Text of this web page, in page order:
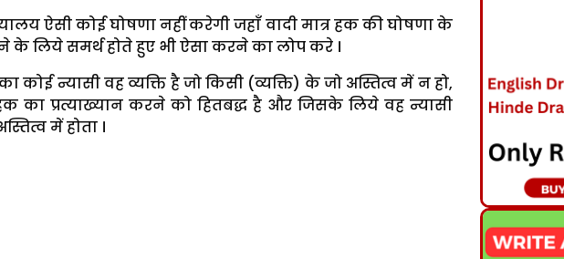
ऐसी कोई घोषणा नहीं करेगी जहाँ वादी मात्र हक की घोषणा के
के लिये समर्थ होते हुए भी ऐसा करने का लोप करे ।
कोई न्यासी वह व्यक्ति है जो किसी (व्यक्ति) के जो अस्तित्व में न हो,
का प्रत्याख्यान करने को हितबद्ध है और जिसके लिये वह न्यासी
में होता ।